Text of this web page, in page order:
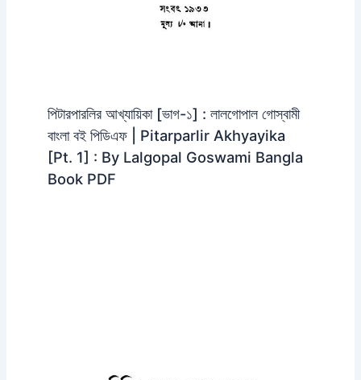
পিটারপারলির আখ্যায়িকা [ভাগ-১] : লালগোপাল গোস্বামী
বাংলা বই পিডিএফ | Pitarparlir Akhyayika
[Pt. 1] : By Lalgopal Goswami Bangla
Book PDF